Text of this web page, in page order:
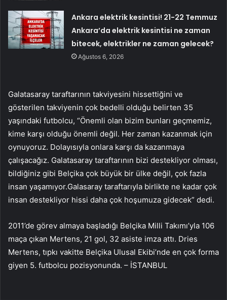
Ankara elektrik kesintisi! 21-22 Temmuz
Ankara’da elektrik kesintisi ne zaman
bitecek, elektrikler ne zaman gelecek?
Ağustos 6, 2026
Galatasaray taraftarının takviyesini hissettiğini ve
gösterilen takviyenin çok bedelli olduğu belirten 35
yaşındaki futbolcu, “Önemli olan bizim bunları geçmemiz,
kime karşı olduğu önemli değil. Her zaman kazanmak için
oynuyoruz. Dolayısıyla onlara karşı da kazanmaya
çalışacağız. Galatasaray taraftarının bizi destekliyor olması,
bildiğiniz gibi Belçika çok büyük bir ülke değil, çok fazla
insan yaşamıyor.Galasaray taraftarıyla birlikte ne kadar çok
insan destekliyor hissi daha çok hoşumuza gidecek” dedi.
2011’de görev almaya başladığı Belçika Milli Takımı’yla 106
maça çıkan Mertens, 21 gol, 32 asiste imza attı. Dries
Mertens, tıpkı vakitte Belçika Ulusal Ekibi’nde en çok forma
giyen 5. futbolcu pozisyonunda. – İSTANBUL